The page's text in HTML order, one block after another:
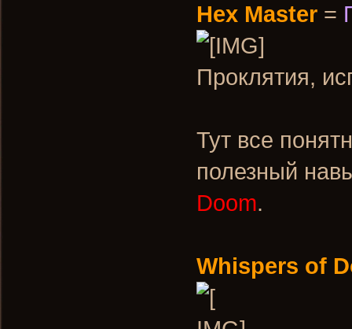
Hex Master =
Проклятия,
Тут все
полезный
Doom.
Whispers of